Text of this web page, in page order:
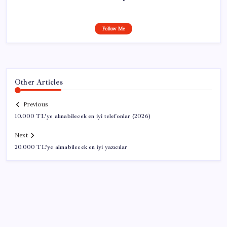
Follow Me
Other Articles
Previous
10.000 TL’ye alınabilecek en iyi telefonlar (2026)
Next
20.000 TL’ye alınabilecek en iyi yazıcılar